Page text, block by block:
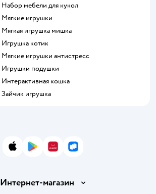
Набор мебели для кукол
Мягкие игрушки
Мягкая игрушка мишка
Игрушка котик
Мягкие игрушки антистресс
Игрушки подушки
Интерактивная кошка
Зайчик игрушка
App StoreGoogle Play
AppGallery
RuStore
Интернет-магазин